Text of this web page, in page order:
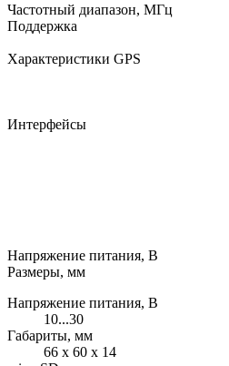
Частотный диапазон, МГц
Поддержка
Характеристики GPS
Интерфейсы
Напряжение питания, В
Размеры, мм
Напряжение питания, В
10...30
Габариты, мм
66 х 60 х 14